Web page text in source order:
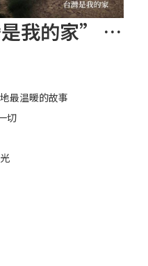
新片預告 “台灣是我的家” – 一生的守護與關懷， 神父與台灣土地最温暖的故事
最温暖的故事
切